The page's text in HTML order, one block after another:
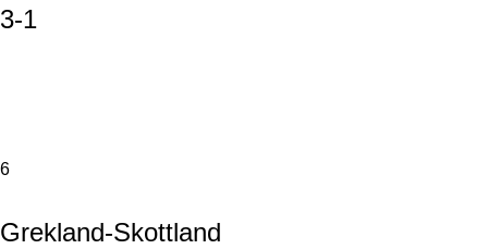
3-1
6
Grekland-Skottland